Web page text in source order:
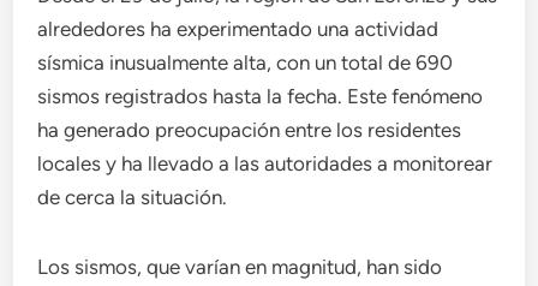
alrededores ha experimentado una actividad
sísmica inusualmente alta, con un total de 690
sismos registrados hasta la fecha. Este fenómeno
ha generado preocupación entre los residentes
locales y ha llevado a las autoridades a monitorear
de cerca la situación.
Los sismos, que varían en magnitud, han sido